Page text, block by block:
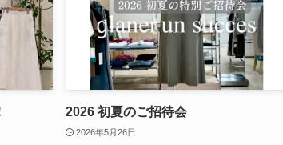
2026 初夏のご招待会
2026年5月26日